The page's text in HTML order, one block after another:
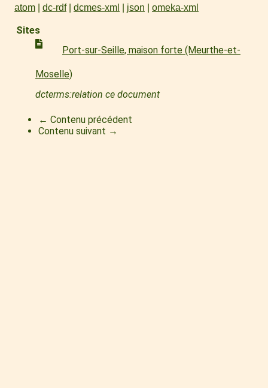
atom dc-rdf dcmes-xml json omeka-xml
Sites
Port-sur-Seille, maison forte (Meurthe-et-
Moselle)
dcterms:relation ce document
← Contenu précédent
Contenu suivant →